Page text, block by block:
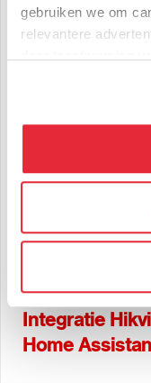
gebruiken we om
relevantere
kunnen deze
kunt alle cookies
We werken samen
kunnen ontvangen
Integratie
Home